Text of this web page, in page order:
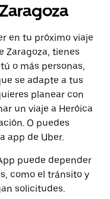
en tu próximo viaje
Zaragoza, tienes
o más personas,
se adapte a tus
planear con
un viaje a Heróica
O puedes
app de Uber.
puede depender
como el tránsito y
solicitudes.